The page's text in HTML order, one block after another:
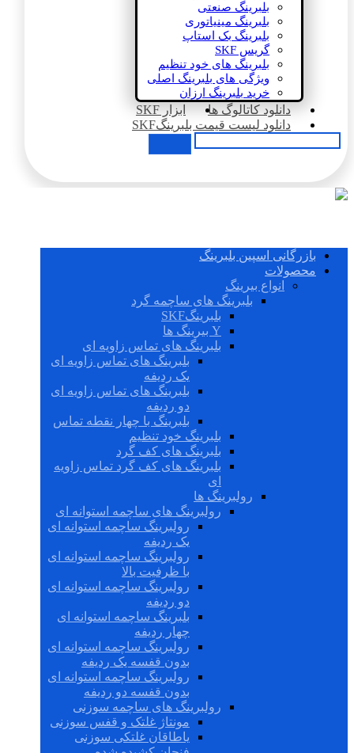
بلبرینگ صنعتی
بلبرینگ مینیاتوری
بلبرینگ بک استاپ
گریس SKF
بلبرینگ های خود تنظیم
ویژگی های بلبرینگ اصلی
خرید بلبرینگ ارزان
دانلود کاتالوگ ها
ابزار SKF
دانلود لیست قیمت بلبرینگSKF
بازرگانی اسپین بلبرینگ
محصولات
انواع بیرینگ
بلبرینگ های ساچمه گرد
بلبرینگSKF
Y بیرینگ ها
بلبرینگ های تماس زاویه ای
بلبرینگ های تماس زاویه ای
یک ردیفه
بلبرینگ های تماس زاویه ای
دو ردیفه
بلبرینگ با چهار نقطه تماس
بلبرینگ خود تنظیم
بلبرینگ های کف گرد
بلبرینگ های کف گرد تماس زاویه
ای
رولبرینگ ها
رولبرینگ های ساچمه استوانه ای
رولبرینگ ساچمه استوانه ای
یک ردیفه
رولبرینگ ساچمه استوانه ای
با ظرفیت بالا
رولبرینگ ساچمه استوانه ای
دو ردیفه
بلبرینگ ساچمه استوانه ای
چهار ردیفه
رولبرینگ ساچمه استوانه ای
بدون قفسه یک ردیفه
رولبرینگ ساچمه استوانه ای
بدون قفسه دو ردیفه
رولبرینگ های ساچمه سوزنی
مونتاژ غلتک و قفس سوزنی
یاطاقان غلتکی سوزنی